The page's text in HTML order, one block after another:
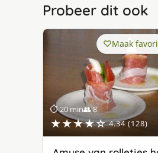
Probeer dit ook
⏱ 20 min👥 8
★★★★☆ 4.34 (128)
Maak